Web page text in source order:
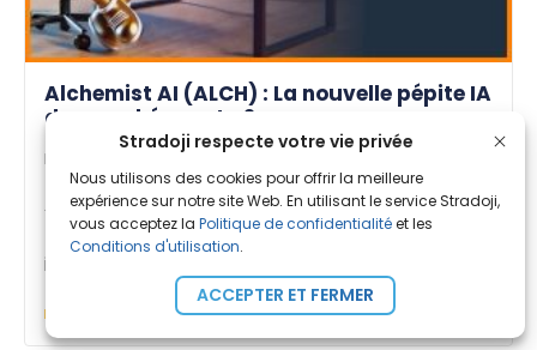
Stradoji respecte votre vie privée
Nous utilisons des cookies pour offrir la meilleure
expérience sur notre site Web. En utilisant le service Stradoji,
vous acceptez la Politique de confidentialitéet les
Conditions d'utilisation.
ACCEPTER ET FERMER
Alchemist AI (ALCH) : La nouvelle pépite IA
du marché crypto ?
Par | Publié le 20 Mar. 2025
Alchemist AI (ALCH) est-il le projet qui va
révolutionner la crypto IA ? En combinant
intelligence [...]